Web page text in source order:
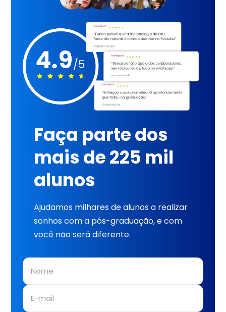
Faça parte dos
mais de 225 mil
alunos
Ajudamos milhares de alunos a realizar
sonhos com a pós-graduação, e com
você não será diferente.